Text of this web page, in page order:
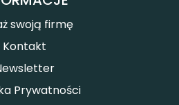
swoją firmę
Kontakt
Prywatności